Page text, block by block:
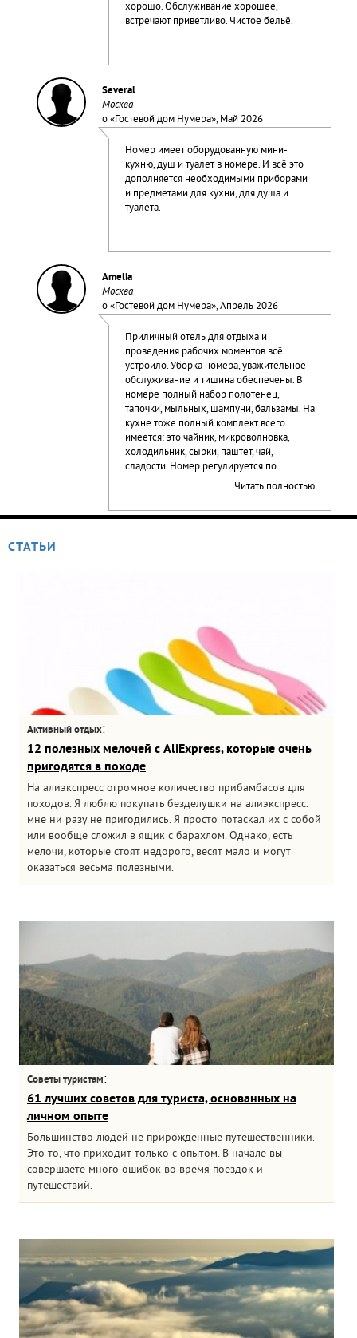
хорошо. Обслуживание хорошее,
встречают приветливо. Чистое бельё.
Several
Москва
о «Гостевой дом Нумера», Май 2026
Номер имеет оборудованную мини-
кухню, душ и туалет в номере. И всё это
дополняется необходимыми приборами
и предметами для кухни, для душа и
туалета.
Amelia
Москва
о «Гостевой дом Нумера», Апрель 2026
Приличный отель для отдыха и
проведения рабочих моментов всё
устроило. Уборка номера, уважительное
обслуживание и тишина обеспечены. В
номере полный набор полотенец,
тапочки, мыльных, шампуни, бальзамы. На
кухне тоже полный комплект всего
имеется: это чайник, микроволновка,
холодильник, сырки, паштет, чай,
сладости. Номер регулируется по...
Читать полностью
СТАТЬИ
Активный отдых:
12 полезных мелочей с AliExpress, которые очень
пригодятся в походе
На алиэкспресс огромное количество прибамбасов для
походов. Я люблю покупать безделушки на алиэкспресс.
мне ни разу не пригодились. Я просто потаскал их с собой
или вообще сложил в ящик с барахлом. Однако, есть
мелочи, которые стоят недорого, весят мало и могут
оказаться весьма полезными.
Советы туристам:
61 лучших советов для туриста, основанных на
личном опыте
Большинство людей не прирожденные путешественники.
Это то, что приходит только с опытом. В начале вы
совершаете много ошибок во время поездок и
путешествий.